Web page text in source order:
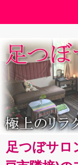
ン
ツ
へ
ス
キ
ッ
プ
足つぼサロ